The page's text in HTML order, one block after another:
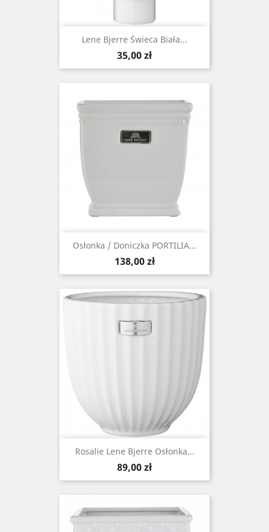
Lene Bjerre Świeca Biała...
Cena
35,00 zł
Osłonka / Doniczka PORTILIA...
Cena
138,00 zł
Rosalie Lene Bjerre Osłonka...
Cena
89,00 zł